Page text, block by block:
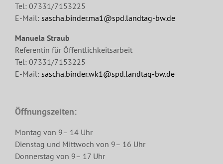
Tel: 07331/7153225
E-Mail: sascha.binder.ma1@spd.landtag-bw.de
Manuela Straub
Referentin für Öffentlichkeitsarbeit
Tel: 07331/7153225
E-Mail: sascha.binder.wk1@spd.landtag-bw.de
Öffnungszeiten:
Montag von 9– 14 Uhr
Dienstag und Mittwoch von 9– 16 Uhr
Donnerstag von 9– 17 Uhr